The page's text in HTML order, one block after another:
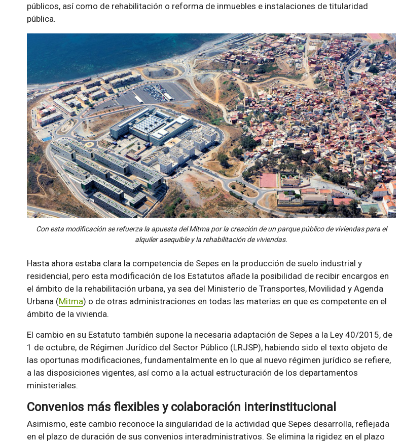
públicos, así como de rehabilitación o reforma de inmuebles e instalaciones de titularidad
pública.
Con esta modificación se refuerza la apuesta del Mitma por la creación de un parque público de viviendas para el
alquiler asequible y la rehabilitación de viviendas.
Hasta ahora estaba clara la competencia de Sepes en la producción de suelo industrial y
residencial, pero esta modificación de los Estatutos añade la posibilidad de recibir encargos en
el ámbito de la rehabilitación urbana, ya sea del Ministerio de Transportes, Movilidad y Agenda
Urbana (Mitma) o de otras administraciones en todas las materias en que es competente en el
ámbito de la vivienda.
El cambio en su Estatuto también supone la necesaria adaptación de Sepes a la Ley 40/2015, de
1 de octubre, de Régimen Jurídico del Sector Público (LRJSP), habiendo sido el texto objeto de
las oportunas modificaciones, fundamentalmente en lo que al nuevo régimen jurídico se refiere,
a las disposiciones vigentes, así como a la actual estructuración de los departamentos
ministeriales.
Convenios más flexibles y colaboración interinstitucional
Asimismo, este cambio reconoce la singularidad de la actividad que Sepes desarrolla, reflejada
en el plazo de duración de sus convenios interadministrativos. Se elimina la rigidez en el plazo